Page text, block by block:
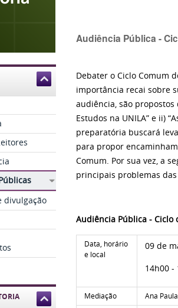
divulgação
Audiência Pública -
Debater o Ciclo Comum
importância recai sobre
audiência, são propostos
Estudos na UNILA” e ii)
preparatória buscará
para propor
Comum. Por sua vez, a
principais problemas
Audiência Pública - Ciclo
Data, horário
e local
09 de
14h00 -
Mediação
Ana